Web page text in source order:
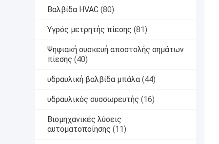
Βαλβίδα HVAC (80)
Υγρός μετρητής πίεσης (81)
Ψηφιακή συσκευή αποστολής σημάτων
πίεσης (40)
υδραυλική βαλβίδα μπάλα (44)
υδραυλικός συσσωρευτής (16)
Βιομηχανικές λύσεις
αυτοματοποίησης (11)